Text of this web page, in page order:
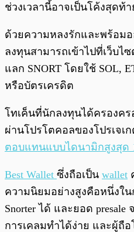
ช่วงเวลานี้อาจเป็นโค้งสุดท้
ด้วยความหลงรักและพร้อมอ
ลงทุนสามารถเข้าไปที่เว็บไซ
แลก SNORT โดยใช้ SOL,
หรือบัตรเครดิต
โทเค็นที่นักลงทุนได้ครองคร
ผ่านโปรโตคอลของโปรเจเ
ตอบแทนแบบไดนามิกสูงสุด
Best Wallet ซึ่งถือเป็น wallet
ความนิยมอย่างสูงคือหนึ่งใ
Snorter ได้ และยอด
การเคลมทำได้ง่าย และผู้ถื